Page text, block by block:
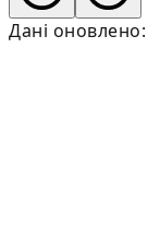
Дані оновлено: